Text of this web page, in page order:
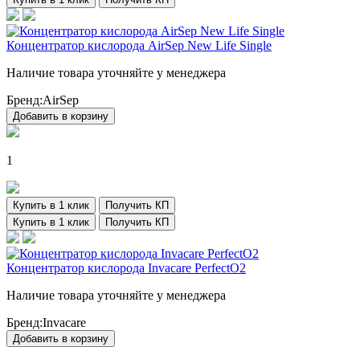
Концентратор кислорода AirSep New Life Single
Наличие товара уточняйте у менеджера
Бренд:AirSep
Добавить в корзину
1
Купить в 1 клик
Получить КП
Купить в 1 клик
Получить КП
Концентратор кислорода Invacare PerfectO2
Наличие товара уточняйте у менеджера
Бренд:Invacare
Добавить в корзину